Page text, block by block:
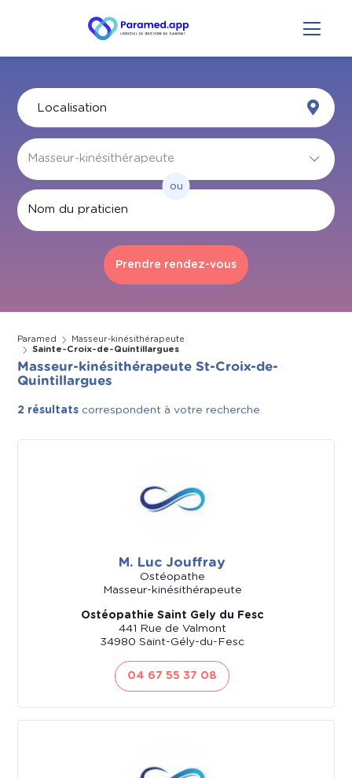
Par nom
ou
Paramed
Masseur-kinésithérapeute
Sainte-Croix-de-Quintillargues
Masseur-kinésithérapeute St-Croix-de-
Quintillargues
2 résultats correspondent à votre recherche
M. Luc Jouffray
Ostéopathe
Masseur-kinésithérapeute
Ostéopathie Saint Gely du Fesc
441 Rue de Valmont
34980 Saint-Gély-du-Fesc
04 67 55 37 08